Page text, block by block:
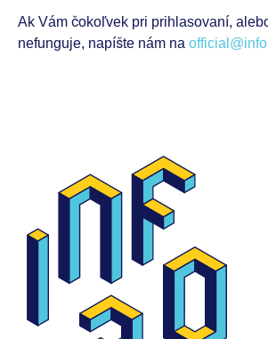
Ak Vám čokoľvek pri prihlasovaní,
nefunguje, napíšte nám na